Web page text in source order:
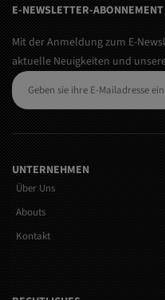
E-NEWSLETTER-ABONNEMENT
Mit der Anmeldung zum E-
aktuelle Neuigkeiten und
UNTERNEHMEN
Über Uns
Abouts
Kontakt